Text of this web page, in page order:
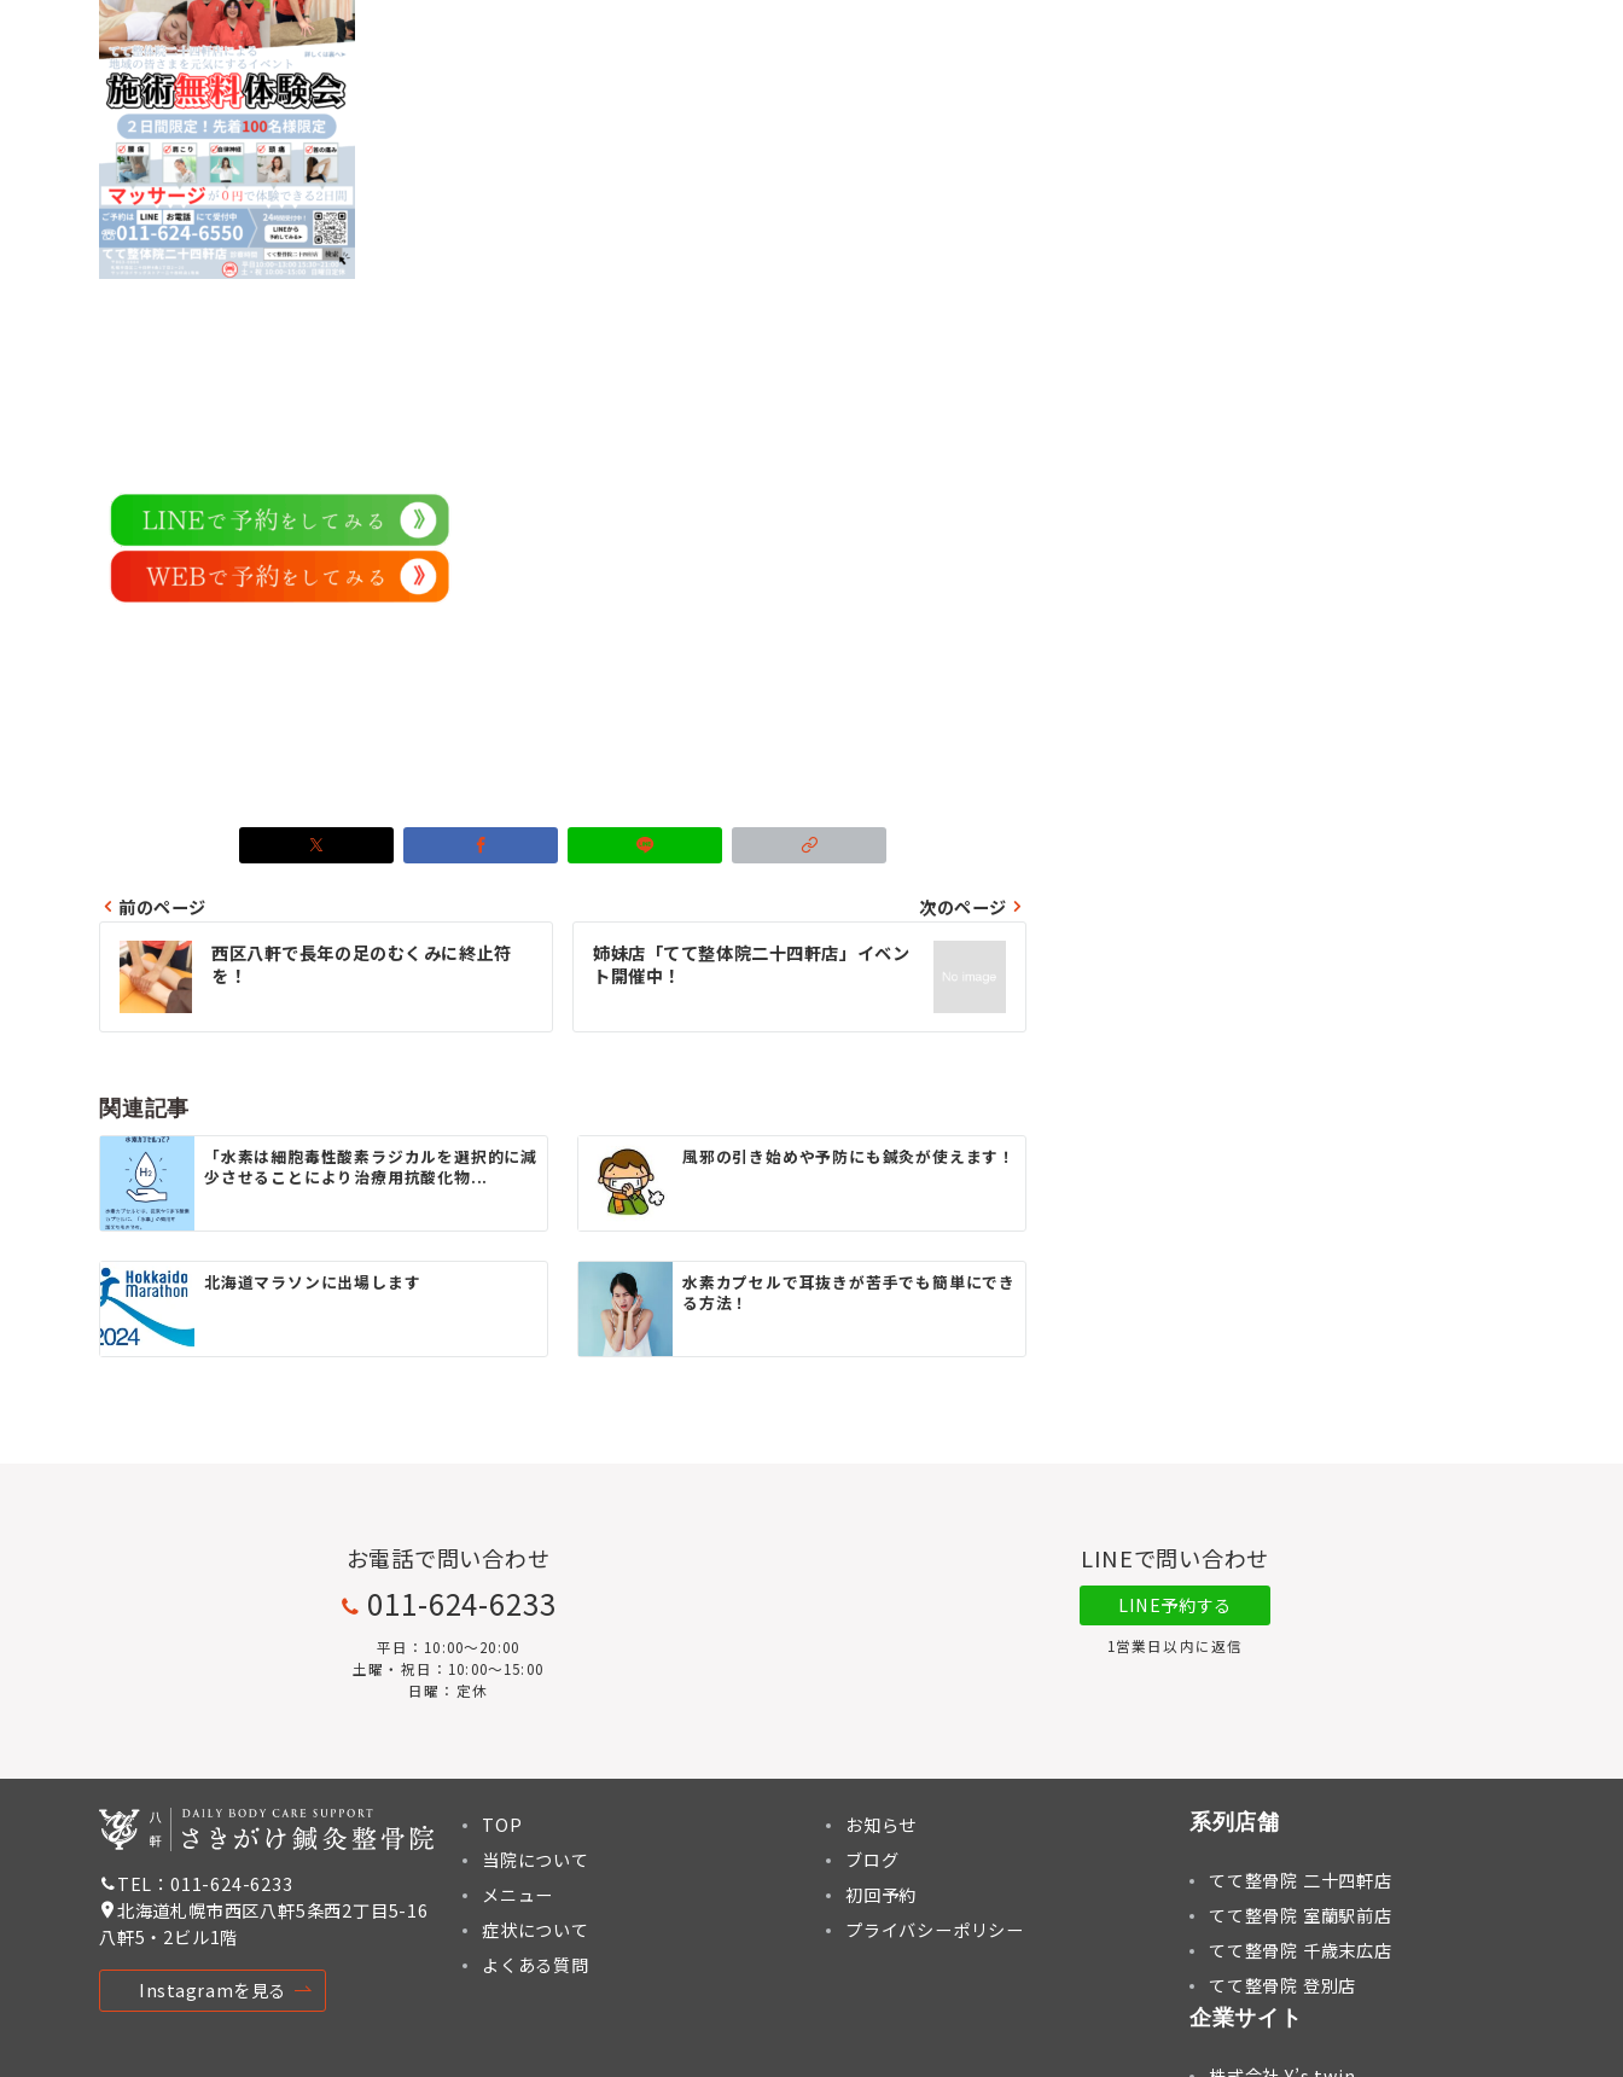
投
稿
ナ
ゲ
ー
ョ
ン
前のページ
西区八軒で長年の足のむくみに終止符
を！
次のページ
姉妹店「てて整体院二十四軒店」イベン
ト開催中！
関連記事
「水素は細胞毒性酸素ラジカルを選択的に減
少させることにより治療用抗酸化物...
風邪の引き始めや予防にも鍼灸が使えます！
北海道マラソンに出場します
水素カプセルで耳抜きが苦手でも簡単にでき
る方法！
お電話で問い合わせ
011-624-6233
平日：10:00〜20:00
土曜・祝日：10:00～15:00
日曜：定休
LINEで問い合わせ
LINE予約する
1営業日以内に返信
TEL：011-624-6233
北海道札幌市西区八軒5条西2丁目5-16
八軒5・2ビル1階
Instagramを見る
TOP
当院について
メニュー
症状について
よくある質問
お知らせ
ブログ
初回予約
プライバシーポリシー
系列店舗
てて整骨院 二十四軒店
てて整骨院 室蘭駅前店
てて整骨院 千歳末広店
てて整骨院 登別店
企業サイト